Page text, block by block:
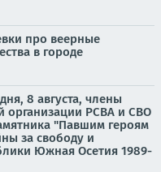
про веерные
в городе
8 августа, члены
организации РСВА и СВО
"Павшим героям
за свободу и
Южная Осетия 1989-